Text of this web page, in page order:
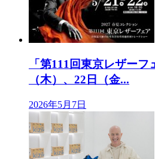
「第111回東京レザーフ
（木）、22日（金...
2026年5月7日